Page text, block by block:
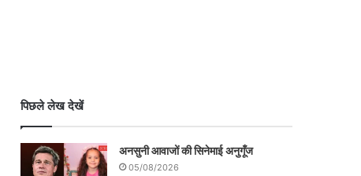
पिछले लेख देखें
अनसुनी आवाजों की सिनेमाई अनुगूँज
05/08/2026